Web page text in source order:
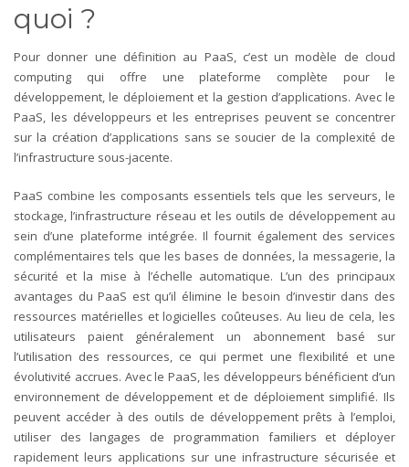
quoi ?
Pour donner une définition au PaaS, c’est un modèle de cloud
computing qui offre une plateforme complète pour le
développement, le déploiement et la gestion d’applications. Avec le
PaaS, les développeurs et les entreprises peuvent se concentrer
sur la création d’applications sans se soucier de la complexité de
l’infrastructure sous-jacente.
PaaS combine les composants essentiels tels que les serveurs, le
stockage, l’infrastructure réseau et les outils de développement au
sein d’une plateforme intégrée. Il fournit également des services
complémentaires tels que les bases de données, la messagerie, la
sécurité et la mise à l’échelle automatique. L’un des principaux
avantages du PaaS est qu’il élimine le besoin d’investir dans des
ressources matérielles et logicielles coûteuses. Au lieu de cela, les
utilisateurs paient généralement un abonnement basé sur
l’utilisation des ressources, ce qui permet une flexibilité et une
évolutivité accrues. Avec le PaaS, les développeurs bénéficient d’un
environnement de développement et de déploiement simplifié. Ils
peuvent accéder à des outils de développement prêts à l’emploi,
utiliser des langages de programmation familiers et déployer
rapidement leurs applications sur une infrastructure sécurisée et